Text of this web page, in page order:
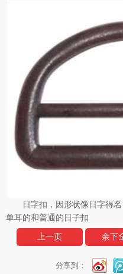
日字扣，因形状像日字得
单耳的和普通的日子扣
上一页 余下
分享到：